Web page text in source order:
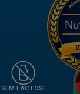
SEM LACTOSE